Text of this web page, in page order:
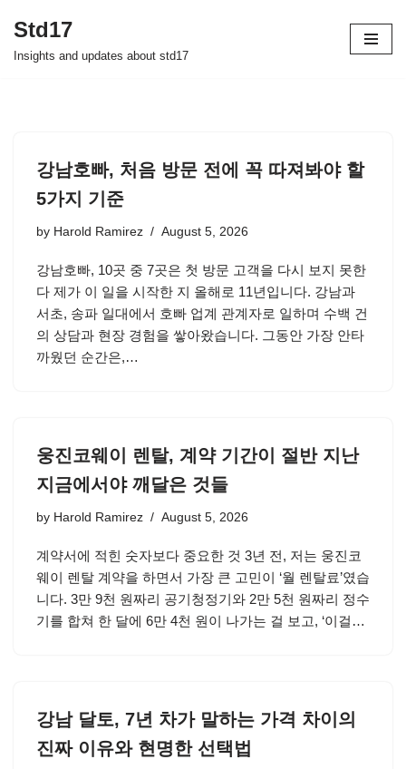
Skip
Std17
Insights and updates about std17
강남호빠, 처음 방문 전에 꼭 따져봐야 할
5가지 기준
by Harold Ramirez August 5, 2026
강남호빠, 10곳 중 7곳은 첫 방문 고객을 다시 보지 못한
다 제가 이 일을 시작한 지 올해로 11년입니다. 강남과
서초, 송파 일대에서 호빠 업계 관계자로 일하며 수백 건
의 상담과 현장 경험을 쌓아왔습니다. 그동안 가장 안타
까웠던 순간은,…
웅진코웨이 렌탈, 계약 기간이 절반 지난
지금에서야 깨달은 것들
by Harold Ramirez August 5, 2026
계약서에 적힌 숫자보다 중요한 것 3년 전, 저는 웅진코
웨이 렌탈 계약을 하면서 가장 큰 고민이 ‘월 렌탈료’였습
니다. 3만 9천 원짜리 공기청정기와 2만 5천 원짜리 정수
기를 합쳐 한 달에 6만 4천 원이 나가는 걸 보고, ‘이걸…
강남 달토, 7년 차가 말하는 가격 차이의
진짜 이유와 현명한 선택법